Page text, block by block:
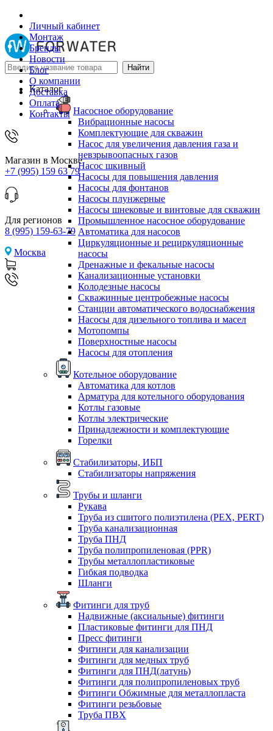
Личный кабинет
Монтаж
Бренды
Новости
Блог
О компании
Доставка
Оплата
Контакты
Магазин в Москве
+7 (995) 159 63 79
Для регионов
8 (995) 159-63-79
Москва
Каталог
Насосное оборудование
Вибрационные насосы
Комплектующие для скважин
Насос для увеличения давления газа и
невзрывоопасных газов
Насос шкивный
Насосы для повышения давления
Насосы для фонтанов
Насосы плунжерные
Насосы шнековые и винтовые для скважин
Промышленное насосное оборудование
Автоматика для насосов
Циркуляционные и рециркуляционные
насосы
Дренажные и фекальные насосы
Канализационные установки
Колодезные насосы
Скважинные центробежные насосы
Станции автоматического водоснабжения
Насосы для дизельного топлива и масел
Мотопомпы
Поверхностные насосы
Насосы для отопления
Котельное оборудование
Автоматика для котлов
Арматура для котельного оборудования
Котлы газовые
Котлы электрические
Принадлежности и комплектующие
Горелки
Стабилизаторы, ИБП
Стабилизаторы напряжения
Трубы и шланги
Рукава
Труба из сшитого полиэтилена (PEX, PERT)
Труба канализационная
Труба ПНД
Труба полипропиленовая (PPR)
Трубы металлопластиковые
Гибкая подводка
Шланги
Фитинги для труб
Надвижные (аксиальные) фитинги
Пластиковые фитинги для ПНД
Пресс фитинги
Фитинги для канализации
Фитинги для медных труб
Фитинги для ПНД(латунь)
Фитинги для полипропиленовых труб
Фитинги Обжимные для металлопласта
Фитинги резьбовые
Труба ПВХ